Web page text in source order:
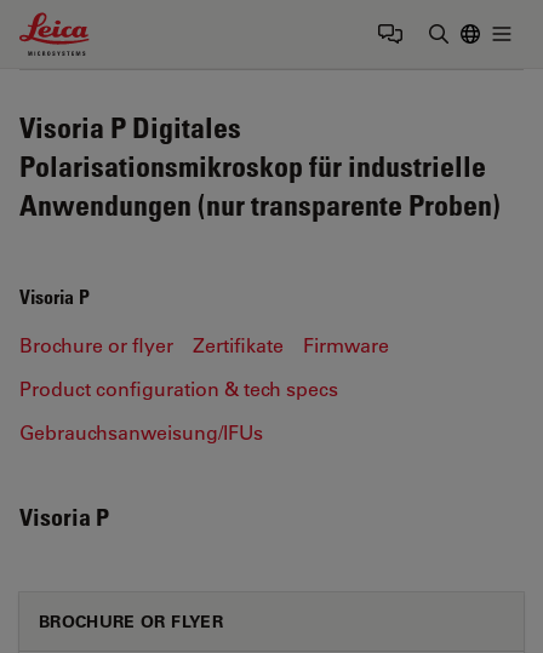
Leica Microsystems Logo
Visoria P Digitales
Polarisationsmikroskop für industrielle
Anwendungen (nur transparente Proben)
Visoria P
Brochure or flyer Zertifikate
Firmware
Product configuration & tech specs
Gebrauchsanweisung/IFUs
Visoria P
BROCHURE OR FLYER